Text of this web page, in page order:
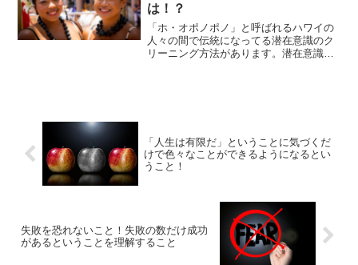
は！？
「ホ・オポノポノ」と呼ばれるハワイの
人々の間で伝統になってる潜在意識のク
リーニング方法があります。潜在意識を
「人生は有限だ」ということに気づくだ
けで色々なことができるようになるとい
うこと！
失敗を恐れないこと！失敗の数だけ成功
があるということを理解すること